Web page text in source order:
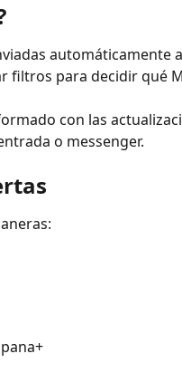
automáticamente
filtros para decidir qué
con las
o messenger.